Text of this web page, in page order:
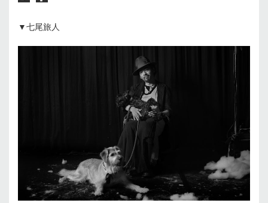
▼七尾旅人